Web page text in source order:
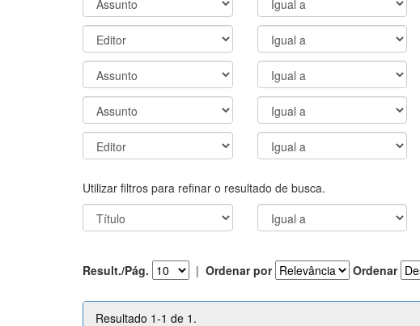
Utilizar filtros para refinar o resultado de busca.
Result./Pág. | Ordenar por Ordenar
Resultado 1-1 de 1.